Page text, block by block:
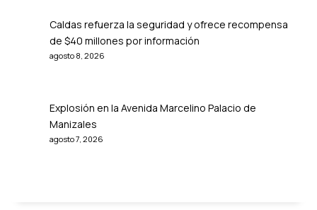
Caldas refuerza la seguridad y ofrece recompensa
de $40 millones por información
agosto 8, 2026
Explosión en la Avenida Marcelino Palacio de
Manizales
agosto 7, 2026